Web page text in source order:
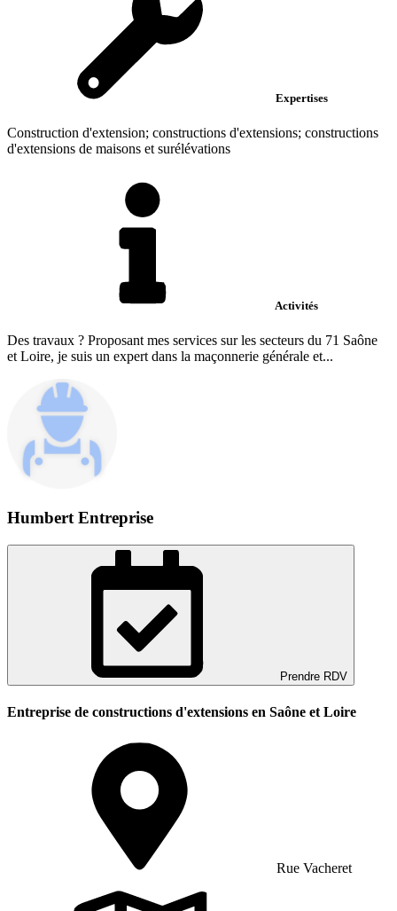
Expertises
Construction d'extension; constructions d'extensions; constructions
d'extensions de maisons et surélévations
Activités
Des travaux ? Proposant mes services sur les secteurs du 71 Saône
et Loire, je suis un expert dans la maçonnerie générale et...
Humbert Entreprise
Prendre RDV
Entreprise de constructions d'extensions en Saône et Loire
Rue Vacheret